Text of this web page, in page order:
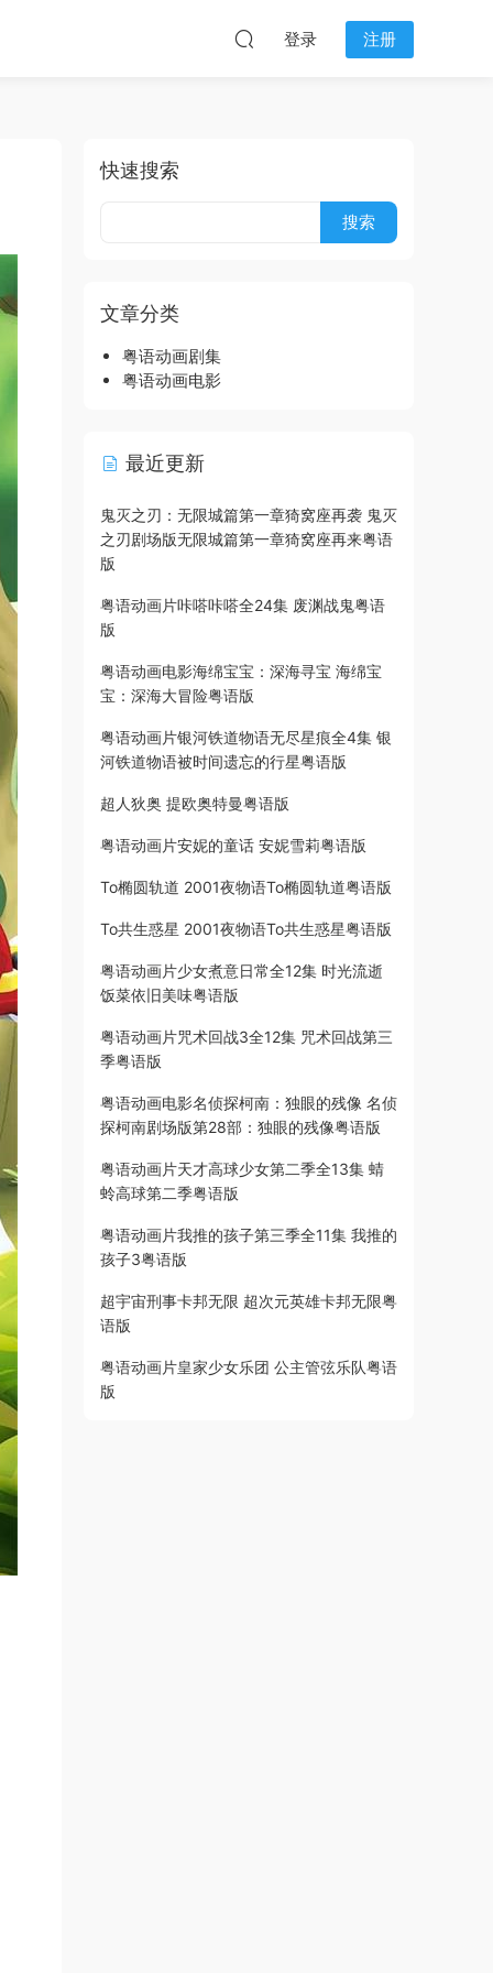
登录 注册
快速搜索
文章分类
粤语动画剧集
粤语动画电影
最近更新
鬼灭之刃：无限城篇第一章猗窝座再袭 鬼灭
之刃剧场版无限城篇第一章猗窝座再来粤语
版
粤语动画片咔嗒咔嗒全24集 废渊战鬼粤语
版
粤语动画电影海绵宝宝：深海寻宝 海绵宝
宝：深海大冒险粤语版
粤语动画片银河铁道物语无尽星痕全4集 银
河铁道物语被时间遗忘的行星粤语版
超人狄奥 提欧奥特曼粤语版
粤语动画片安妮的童话 安妮雪莉粤语版
To椭圆轨道 2001夜物语To椭圆轨道粤语版
To共生惑星 2001夜物语To共生惑星粤语版
粤语动画片少女煮意日常全12集 时光流逝
饭菜依旧美味粤语版
粤语动画片咒术回战3全12集 咒术回战第三
季粤语版
粤语动画电影名侦探柯南：独眼的残像 名侦
探柯南剧场版第28部：独眼的残像粤语版
粤语动画片天才高球少女第二季全13集 蜻
蛉高球第二季粤语版
粤语动画片我推的孩子第三季全11集 我推的
孩子3粤语版
超宇宙刑事卡邦无限 超次元英雄卡邦无限粤
语版
粤语动画片皇家少女乐团 公主管弦乐队粤语
版